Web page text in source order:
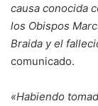
causa conocida
los Obispos
Braida y el
comunicado.
«Habiendo